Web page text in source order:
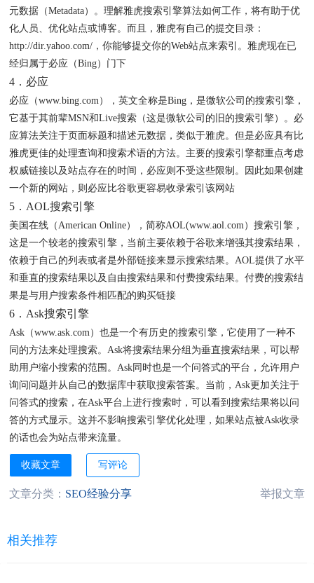
元数据（Metadata）。理解雅虎搜索引擎算法如何工作，将有助于优
化人员、优化站点或博客。而且，雅虎有自己的提交目录：
http://dir.yahoo.com/，你能够提交你的Web站点来索引。雅虎现在已
经归属于必应（Bing）门下
4．必应
必应（www.bing.com），英文全称是Bing，是微软公司的搜索引擎，
它基于其前辈MSN和Live搜索（这是微软公司的旧的搜索引擎）。必
应算法关注于页面标题和描述元数据，类似于雅虎。但是必应具有比
雅虎更佳的处理查询和搜索术语的方法。主要的搜索引擎都重点考虑
权威链接以及站点存在的时间，必应则不受这些限制。因此如果创建
一个新的网站，则必应比谷歌更容易收录索引该网站
5．AOL搜索引擎
美国在线（American Online），简称AOL(www.aol.com）搜索引擎，
这是一个较老的搜索引擎，当前主要依赖于谷歌来增强其搜索结果，
依赖于自己的列表或者是外部链接来显示搜索结果。AOL提供了水平
和垂直的搜索结果以及自由搜索结果和付费搜索结果。付费的搜索结
果是与用户搜索条件相匹配的购买链接
6．Ask搜索引擎
Ask（www.ask.com）也是一个有历史的搜索引擎，它使用了一种不
同的方法来处理搜索。Ask将搜索结果分组为垂直搜索结果，可以帮
助用户缩小搜索的范围。Ask同时也是一个问答式的平台，允许用户
询问问题并从自己的数据库中获取搜索答案。当前，Ask更加关注于
问答式的搜索，在Ask平台上进行搜索时，可以看到搜索结果将以问
答的方式显示。这并不影响搜索引擎优化处理，如果站点被Ask收录
的话也会为站点带来流量。
收藏文章 写评论
文章分类： SEO经验分享 举报文章
相关推荐